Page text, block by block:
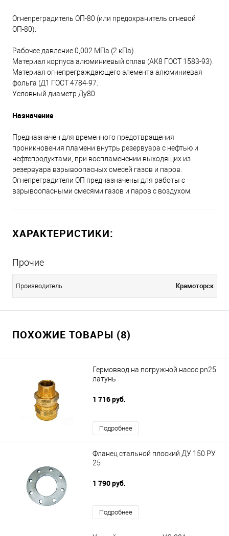
Огнепреградитель ОП-80 (или предохранитель огневой
ОП-80).
Рабочее давление 0,002 МПа (2 кПа).
Материал корпуса алюминиевый сплав (АК8 ГОСТ 1583-93).
Материал огнепреграждающего элемента алюминиевая
фольга (Д1 ГОСТ 4784-97.
Условный диаметр Ду80.
Назначение
Предназначен для временного предотвращения
проникновения пламени внутрь резервуара с нефтью и
нефтепродуктами, при воспламенении выходящих из
резервуара взрывоопасных смесей газов и паров.
Огнепреградители ОП предназначены для работы с
взрывоопасными смесями газов и паров с воздухом.
ХАРАКТЕРИСТИКИ:
Прочие
Производитель Крамоторск
ПОХОЖИЕ ТОВАРЫ (8)
Гермоввод на погружной насос pn25
латунь
1 716 руб.
Подробнее
Фланец стальной плоский ДУ 150 РУ
25
1 790 руб.
Подробнее